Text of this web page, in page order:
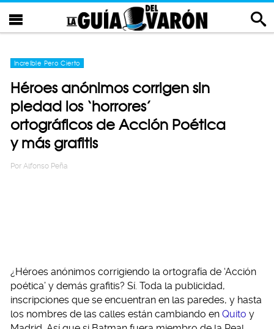
Increíble Pero Cierto
Héroes anónimos corrigen sin
piedad los ‘horrores’
ortográficos de Acción Poética
y más grafitis
Por Alfonso Peña
¿Héroes anónimos corrigiendo la ortografía de ‘Acción
poética’ y demás grafitis? Sí. Toda la publicidad,
inscripciones que se encuentran en las paredes, y hasta
los nombres de las calles están cambiando en Quito y